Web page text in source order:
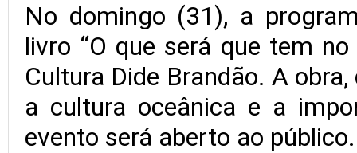
No domingo (31), a
livro “O que será que tem
Cultura Dide Brandão. A
a cultura oceânica e a
evento será aberto ao público.